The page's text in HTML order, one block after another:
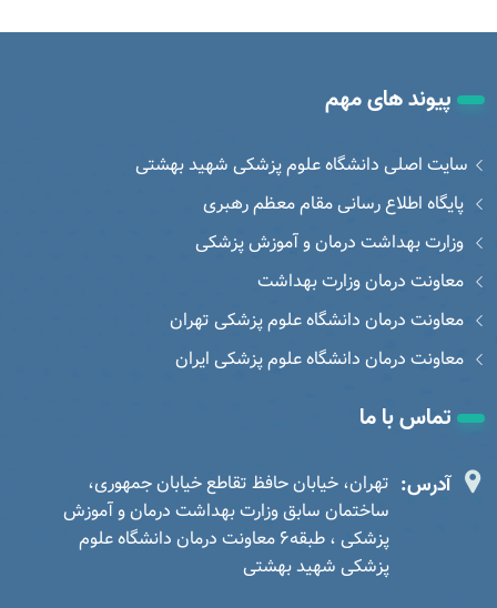
پیوند های مهم
سایت اصلی دانشگاه علوم پزشکی شهید بهشتی
پایگاه اطلاع رسانی مقام معظم رهبری
وزارت بهداشت درمان و آموزش پزشکی
معاونت درمان وزارت بهداشت
معاونت درمان دانشگاه علوم پزشکی تهران
معاونت درمان دانشگاه علوم پزشکی ایران
تماس با ما
آدرس: تهران، خیابان حافظ تقاطع خیابان جمهوری،
ساختمان سابق وزارت بهداشت درمان و آموزش
پزشکی ، طبقه6 معاونت درمان دانشگاه علوم
پزشکی شهید بهشتی